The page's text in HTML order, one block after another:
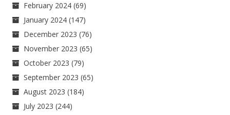
February 2024 (69)
January 2024 (147)
December 2023 (76)
November 2023 (65)
October 2023 (79)
September 2023 (65)
August 2023 (184)
July 2023 (244)